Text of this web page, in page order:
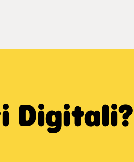
Digitali?